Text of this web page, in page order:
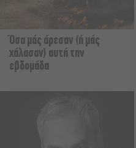
Όσα μάς άρεσαν (ή μάς
χάλασαν) αυτή την
εβδομάδα